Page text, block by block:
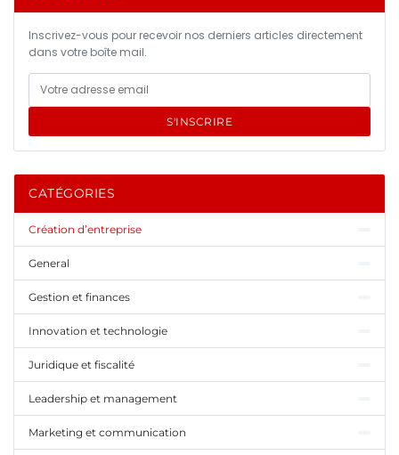
Inscrivez-vous pour recevoir nos derniers articles directement
dans votre boîte mail.
S'INSCRIRE
CATÉGORIES
Création d’entreprise
General
Gestion et finances
Innovation et technologie
Juridique et fiscalité
Leadership et management
Marketing et communication